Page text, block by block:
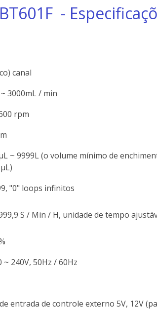
-
canal
3000mL / min
rpm
~ 9999L (o volume mínimo de
"0" loops infinitos
S / Min / H, unidade de tempo
~ 240V, 50Hz / 60Hz
entrada de controle externo 5V, 12V